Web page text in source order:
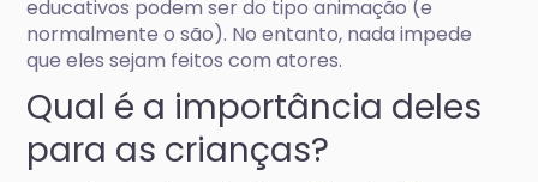
educativos podem ser do tipo animação (e
normalmente o são). No entanto, nada impede
que eles sejam feitos com atores.
Qual é a importância deles
para as crianças?